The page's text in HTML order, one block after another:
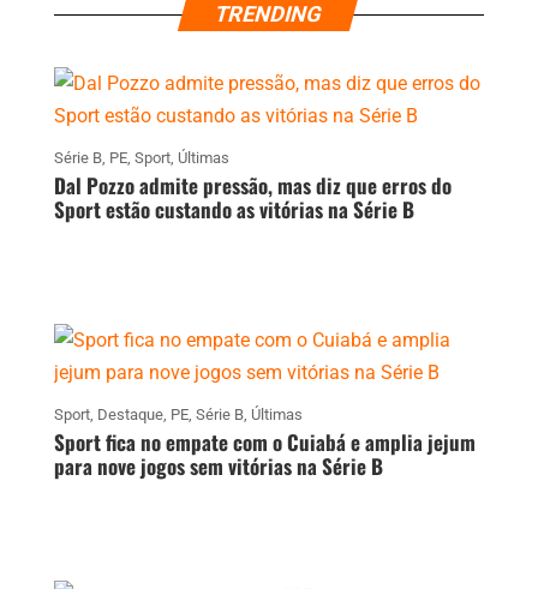
TRENDING
Série B, PE, Sport, Últimas
Dal Pozzo admite pressão, mas diz que erros do
Sport estão custando as vitórias na Série B
Sport, Destaque, PE, Série B, Últimas
Sport fica no empate com o Cuiabá e amplia jejum
para nove jogos sem vitórias na Série B